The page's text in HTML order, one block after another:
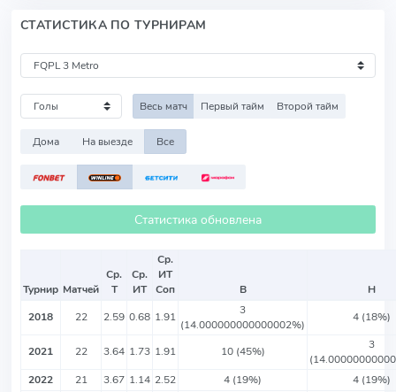
СТАТИСТИКА ПО ТУРНИРАМ
Весь матч Первый тайм Второй тайм
Дома На выезде Все
Статистика обновлена
Турнир Матчей
Ср.
Т
Ср.
ИТ
Ср.
ИТ
Соп
В
Н
2018
22 2.59 0.68 1.91
3
(14.000000000000002%)
4 (18%)
2021 22 3.64 1.73 1.91 10 (45%)
3
2022
21 3.67 1.14 2.52 4 (19%)
4 (19%)